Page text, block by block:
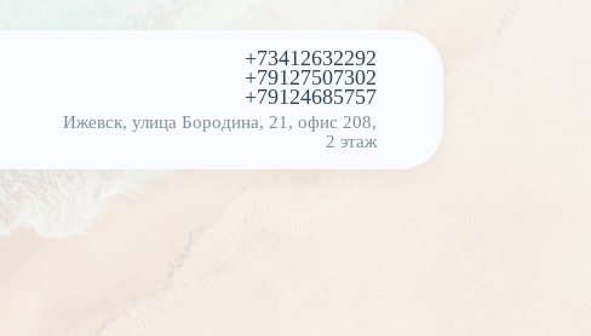
+73412632292
+79127507302
+79124685757
Ижевск, улица Бородина, 21, офис 208,
2 этаж